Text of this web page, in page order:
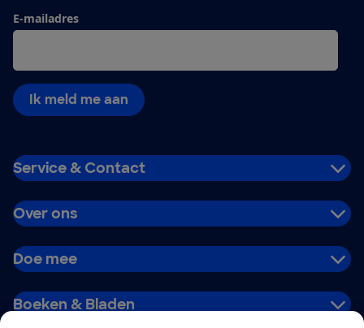
E-mailadres
Ik meld me aan
Service & Contact
Over ons
Doe mee
Boeken & Bladen